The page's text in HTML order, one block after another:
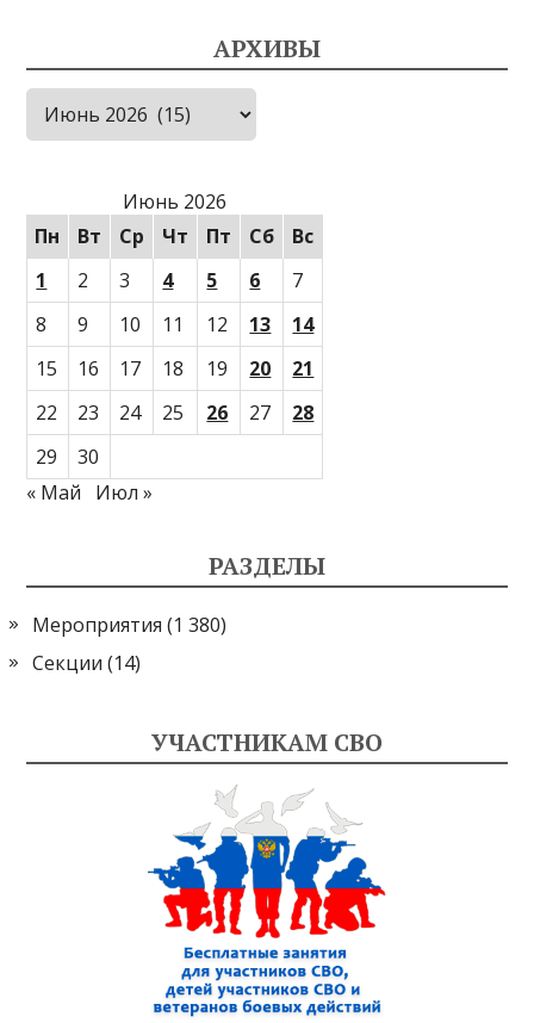
АРХИВЫ
Архивы
Июнь 2026
Пн
Вт Ср Чт Пт Сб
Вс
1
2 3 4 5 6
7
8
9 10 11 12 13
14
15
16 17 18 19 20
21
22
23 24 25 26 27
28
29
30
« Май
Июл »
РАЗДЕЛЫ
Мероприятия (1 380)
Секции (14)
УЧАСТНИКАМ СВО